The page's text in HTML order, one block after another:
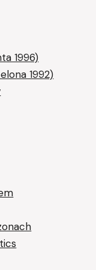
1996)
1992)